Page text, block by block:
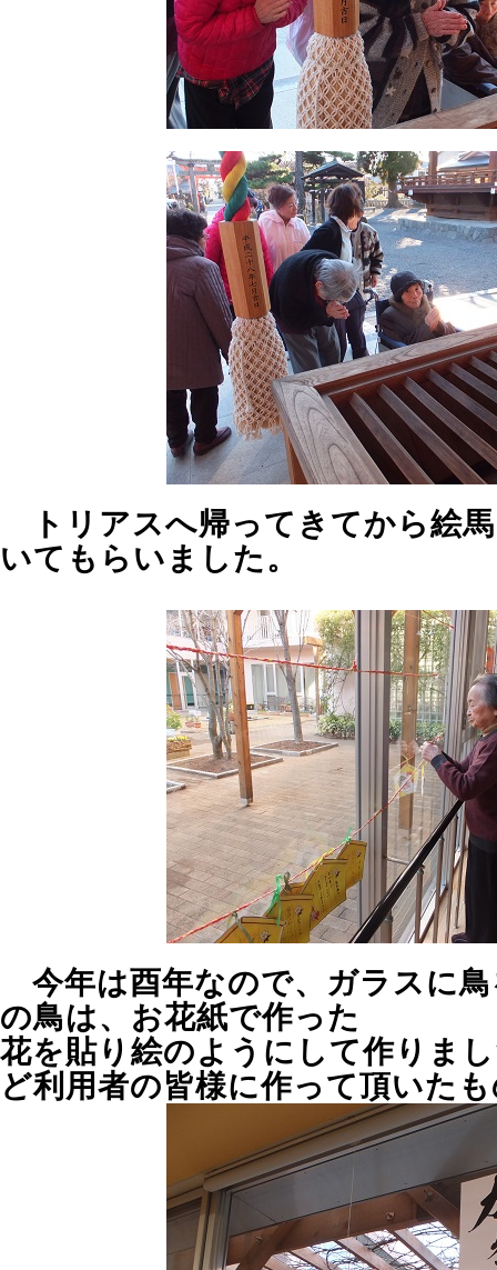
トリアスへ帰ってきてから絵
いてもらいました。
今年は酉年なので、ガラスに
の鳥は、お花紙で作った
花を貼り絵のようにして作りま
ど利用者の皆様に作って頂いた